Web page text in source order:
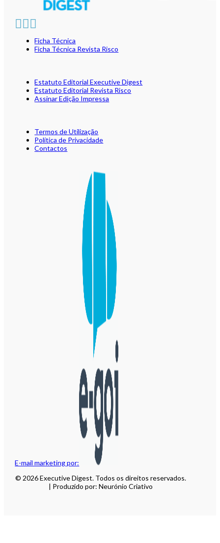
E-mail marketing por:
Ficha Técnica
Ficha Técnica Revista Risco
Estatuto Editorial Executive Digest
Estatuto Editorial Revista Risco
Assinar Edição Impressa
Termos de Utilização
Política de Privacidade
Contactos
© 2026 Executive Digest. Todos os direitos reservados.
| Produzido por: Neurónio Criativo